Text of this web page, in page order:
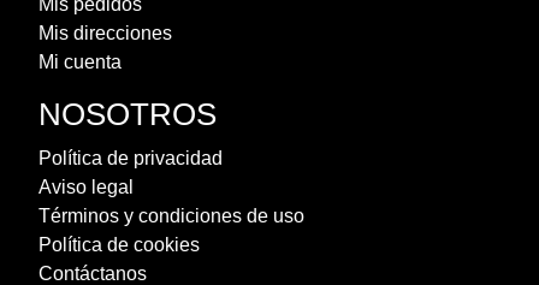
Mis direcciones
Mi cuenta
NOSOTROS
Política de privacidad
Aviso legal
Términos y condiciones de uso
Política de cookies
Contáctanos